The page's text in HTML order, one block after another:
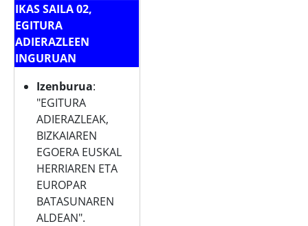
IKAS SAILA 02,
EGITURA
ADIERAZLEEN
INGURUAN
Izenburua:
"EGITURA
ADIERAZLEAK,
BIZKAIAREN
EGOERA EUSKAL
HERRIAREN ETA
EUROPAR
BATASUNAREN
ALDEAN".